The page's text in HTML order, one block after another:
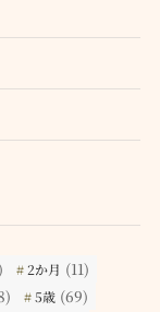
2か月 (11)
5歳 (69)